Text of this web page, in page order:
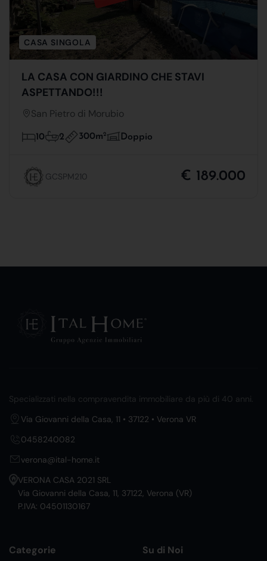
CASA SINGOLA
LA CASA CON GIARDINO CHE STAVI
ASPETTANDO!!!
San Pietro di Morubio
10 2 300m2 Doppio
GCSPM210 € 189.000
Specializzati nella compravendita immobiliare da più di 40 anni.
Via Giovanni della Casa, 11 • 37122 • Verona VR
0458240082
verona@ital-home.it
VERONA CASA 2021 SRL
Via Giovanni della Casa, 11, 37122, Verona (VR)
P.IVA: 04501130167
Categorie Su di Noi